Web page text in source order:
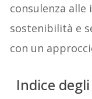
consulenza alle
sostenibilità e
con un
Indice